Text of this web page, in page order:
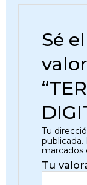
Sé
Tu
publicada.
Tu